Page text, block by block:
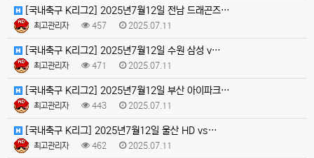
[국내축구 K리그2] 2025년7월12일 전남 드래곤즈…
최고관리자 457 2025.07.11
[국내축구 K리그2] 2025년7월12일 수원 삼성 v…
최고관리자 471 2025.07.11
[국내축구 K리그2] 2025년7월12일 부산 아이파크…
최고관리자 443 2025.07.11
[국내축구 K리그] 2025년7월12일 울산 HD vs…
최고관리자 462 2025.07.11